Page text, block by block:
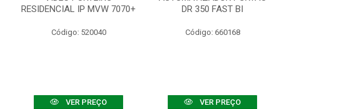
RESIDENCIAL IP MVW 7070+
Código: 520040
VER PREÇO
DR 350 FAST BI
Código: 660168
VER PREÇO